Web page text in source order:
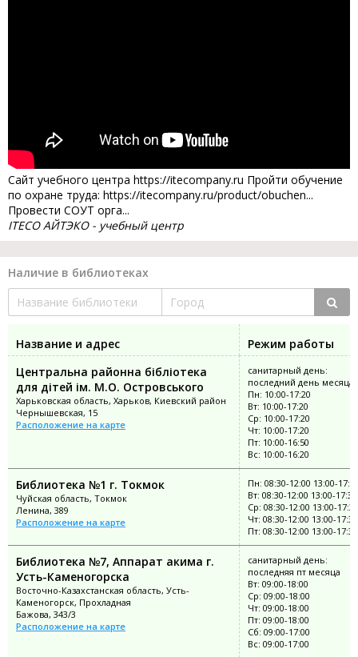
Сайт учебного центра https://itecompany.ru Пройти обучение
по охране труда: https://itecompany.ru/product/obuchen...
Провести СОУТ орга...
ITECO АЙТЭКО - учебный центр
Наличие в библиотеках
Название и адрес
Режим работы
Центральна районна бібліотека
для дітей ім. М.О. Островського
Харьковская область, Харьков, Киевский район
Чернышевская, 15
Расположение на карте
санитарный день:
последний день месяца
Пн: 10:00-17:20
Вт: 10:00-17:20
Ср: 10:00-17:20
Чт: 10:00-17:20
Пт: 10:00-16:50
Вс: 10:00-16:20
Библиотека №1 г. Токмок
Чуйская область, Токмок
Ленина, 389
Расположение на карте
Пн: 08:30-12:00 13:00-
Вт: 08:30-12:00 13:00-17:30
Ср: 08:30-12:00 13:00-17:30
Чт: 08:30-12:00 13:00-17:30
Пт: 08:30-12:00 13:00-17:30
Библиотека №7, Аппарат акима г.
Усть-Каменогорска
Восточно-Казахстанская область, Усть-
Каменогорск, Прохладная
Бажова, 343/3
Расположение на карте
санитарный день:
последняя пт месяца
Вт: 09:00-18:00
Ср: 09:00-18:00
Чт: 09:00-18:00
Пт: 09:00-18:00
Сб: 09:00-17:00
Вс: 09:00-17:00